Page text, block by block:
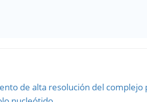
de alta resolución del